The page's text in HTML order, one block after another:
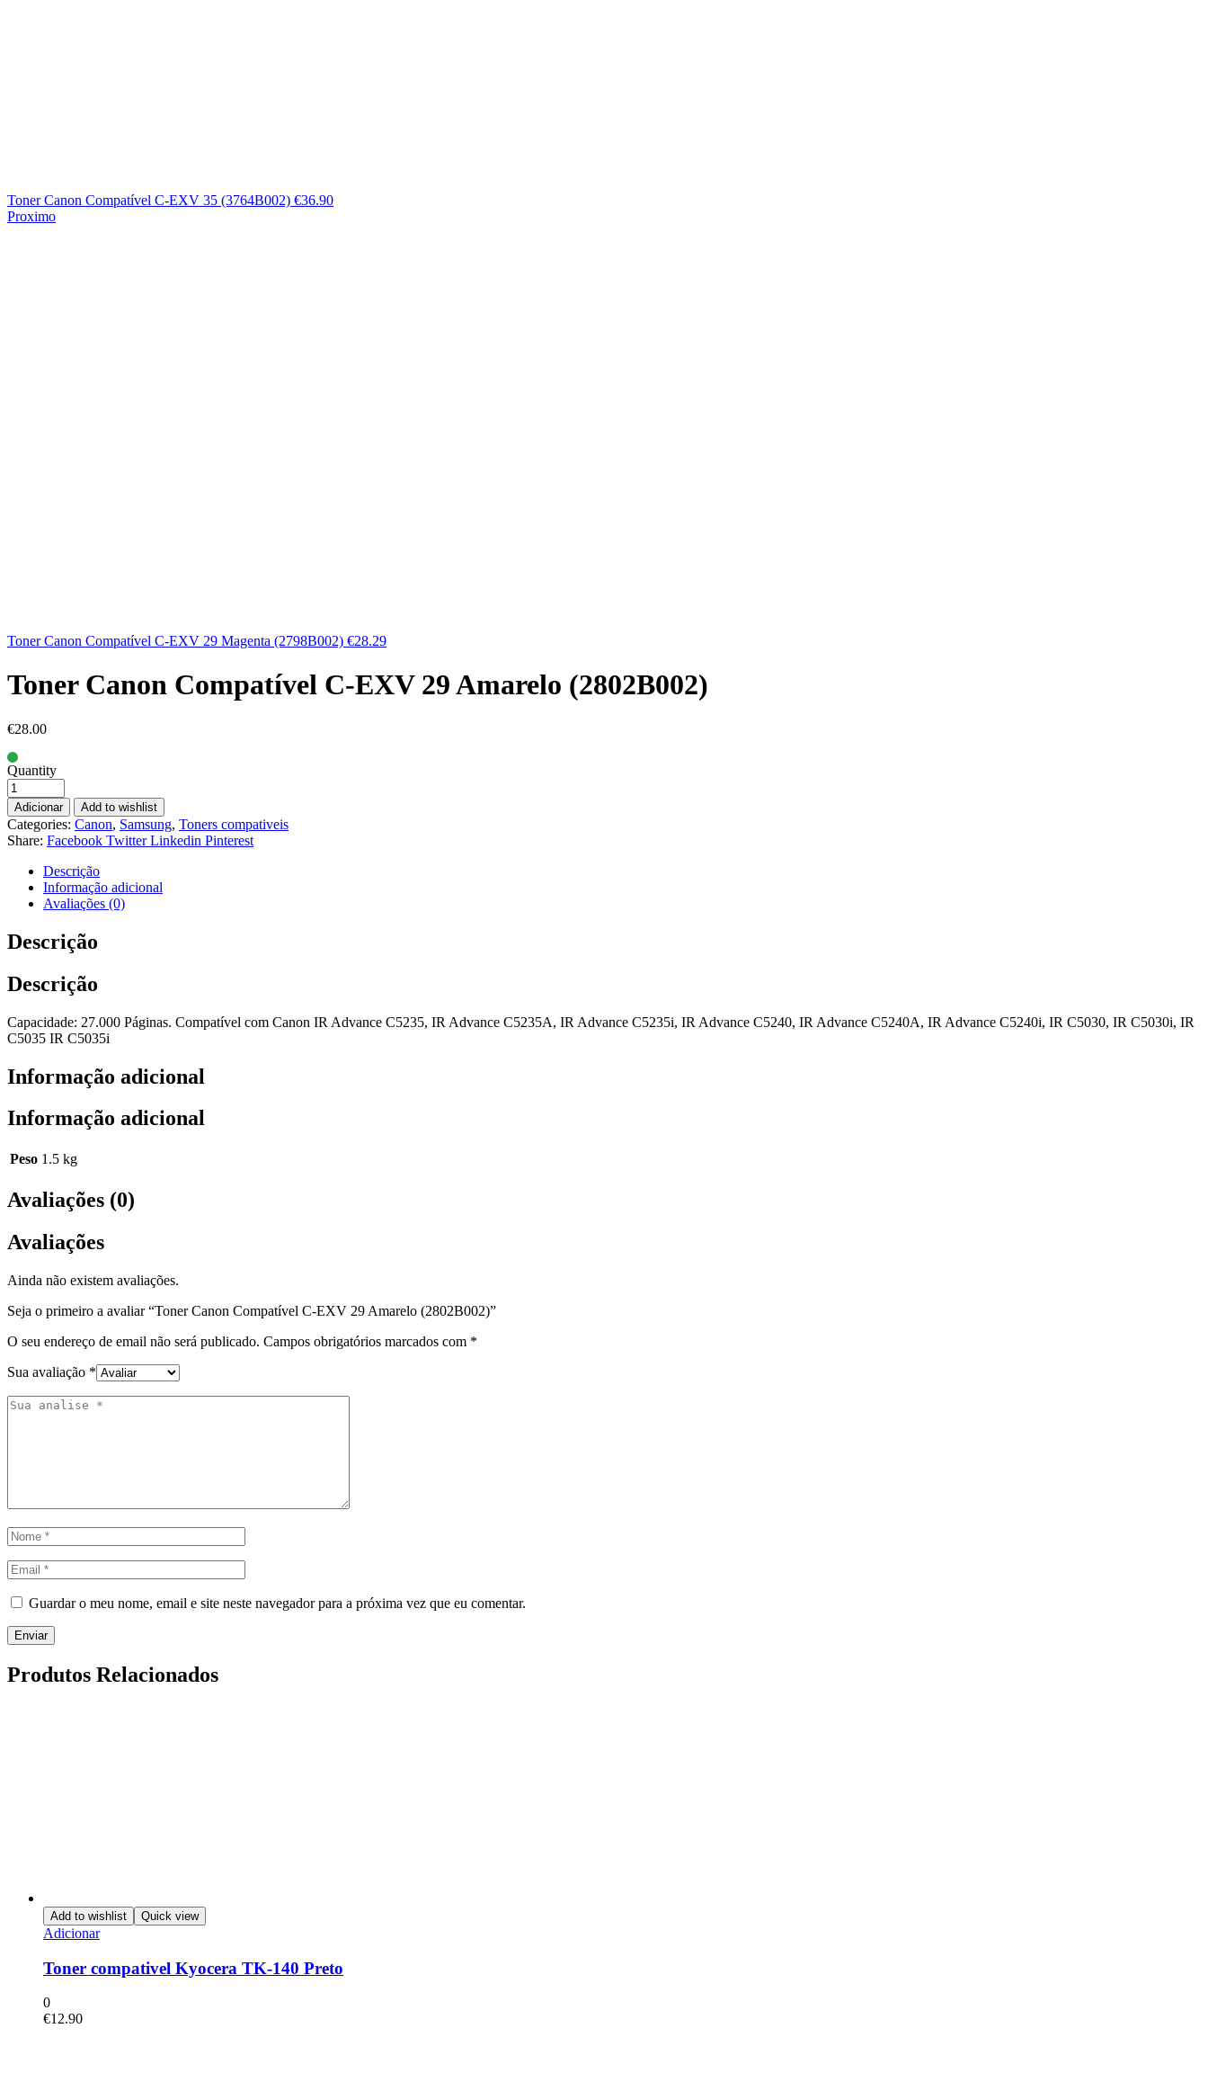
Toner Canon Compatível C-EXV 35 (3764B002) €36.90
Proximo
Toner Canon Compatível C-EXV 29 Magenta (2798B002) €28.29
Toner Canon Compatível C-EXV 29 Amarelo (2802B002)
€28.00
Quantity
Adicionar Add to wishlist
Categories: Canon, Samsung, Toners compativeis
Share: Facebook Twitter Linkedin Pinterest
Descrição
Informação adicional
Avaliações (0)
Descrição
Descrição
Capacidade: 27.000 Páginas. Compatível com Canon IR Advance C5235, IR Advance C5235A, IR Advance C5235i, IR Advance C5240, IR Advance C5240A, IR Advance C5240i, IR C5030, IR C5030i, IR
C5035 IR C5035i
Informação adicional
Informação adicional
Peso 1.5 kg
Avaliações (0)
Avaliações
Ainda não existem avaliações.
Seja o primeiro a avaliar “Toner Canon Compatível C-EXV 29 Amarelo (2802B002)”
O seu endereço de email não será publicado. Campos obrigatórios marcados com *
Sua avaliação *
Guardar o meu nome, email e site neste navegador para a próxima vez que eu comentar.
Produtos Relacionados
Add to wishlist Quick view
Adicionar
Toner compativel Kyocera TK-140 Preto
0
€12.90